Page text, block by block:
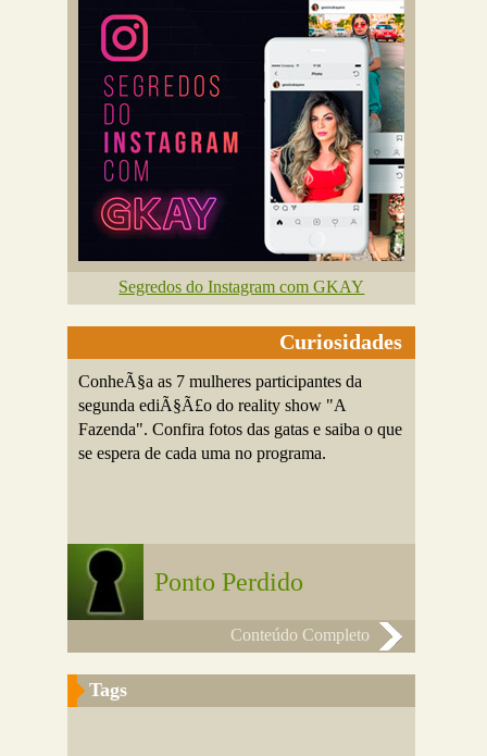
Segredos do Instagram com GKAY
Curiosidades
ConheÃ§a as 7 mulheres participantes da
segunda ediÃ§Ã£o do reality show "A
Fazenda". Confira fotos das gatas e saiba o que
se espera de cada uma no programa.
Ponto Perdido
Conteúdo Completo
Tags